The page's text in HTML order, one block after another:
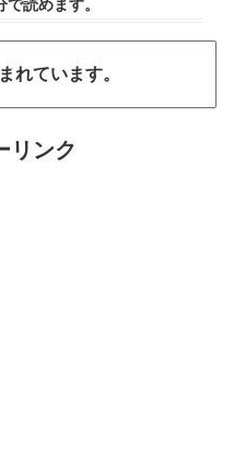
で読めます。
れています。
リンク